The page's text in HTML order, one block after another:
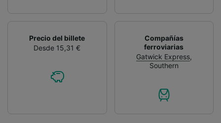
Precio del billete
Desde 15,31 €
Compañías
ferroviarias
Gatwick Express,
Southern